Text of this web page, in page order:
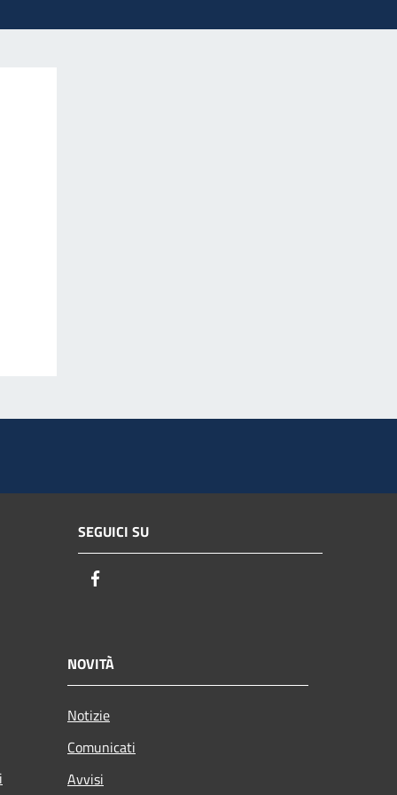
SEGUICI SU
NOVITÀ
Notizie
Comunicati
Avvisi